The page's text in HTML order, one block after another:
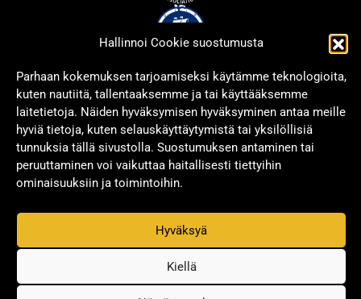
Hallinnoi Cookie suostumusta
Parhaan kokemuksen tarjoamiseksi käytämme teknologioita,
kuten nautiitä, tallentaaksemme ja tai käyttääksemme
laitetietoja. Näiden hyväksymisen hyväksyminen antaa meille
hyviä tietoja, kuten selauskäyttäytymistä tai yksilöllisiä
tunnuksia tällä sivustolla. Suostumuksen antaminen tai
peruuttaminen voi vaikuttaa haitallisesti tiettyihin
ominaisuuksiin ja toimintoihin.
Hyväksyä
Kiellä
Copyright © 2026 Signwell All rights reserved.Privacy Policy